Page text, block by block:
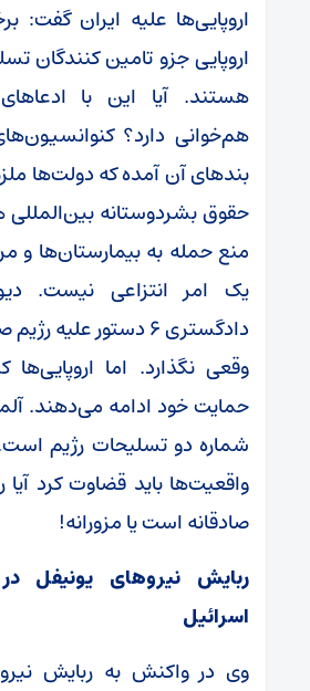
اروپایی‌ها علیه ایران گفت:
اروپایی جزو تامین کنندگان
هستند. آیا این با
هم‌خوانی دارد؟
بند‌های آن آمده که دولت‌ها
حقوق بشردوستانه بین‌المللی
منع حمله به بیمارستان‌ها و
یک امر انتزاعی نیست.
دادگستری ۶ دستور علیه
وقعی نگذارد. اما اروپایی‌ها
حمایت خود ادامه می‌دهند.
شماره دو تسلیحات رژیم
واقعیت‌ها باید قضاوت کرد آیا
صادقانه است یا مزورانه!
ربایش نیرو‌های یونیفل
اسرائیل
وی در واکنش به ربایش